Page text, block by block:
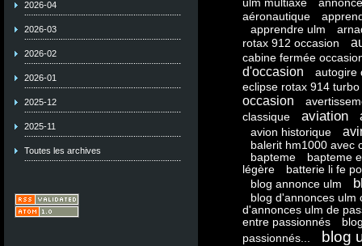
2026-04
2026-03
2026-02
2026-01
2025-12
2025-11
Toutes les archives
ulm multiaxe
aéronautique
apprendre ulm
rotax 912 occasion
cabine fermée
d'occasion
autogire
eclipse rotax 914 turbo
occasion
classique
aviation
avion historique
balerit hm1000 avec
bapteme
bapteme
légère
batterie li fe po
blog annonce ulm
blog d'annonces ulm
d'annonces ulm de
entre passionnés
passionnés...
blog